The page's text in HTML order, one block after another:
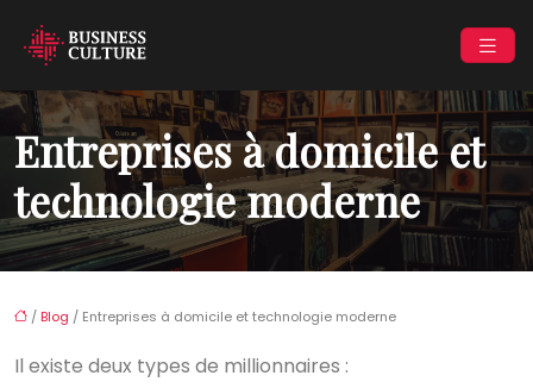
Entreprises à domicile et
technologie moderne
/ Blog / Entreprises à domicile et technologie moderne
Il existe deux types de millionnaires :